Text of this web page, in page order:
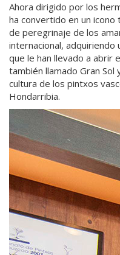
Ahora dirigido por los
ha convertido en un
de peregrinaje de los
internacional, adquiriendo
que le han llevado a abrir
también llamado Gran
cultura de los pintxos
Hondarribia.